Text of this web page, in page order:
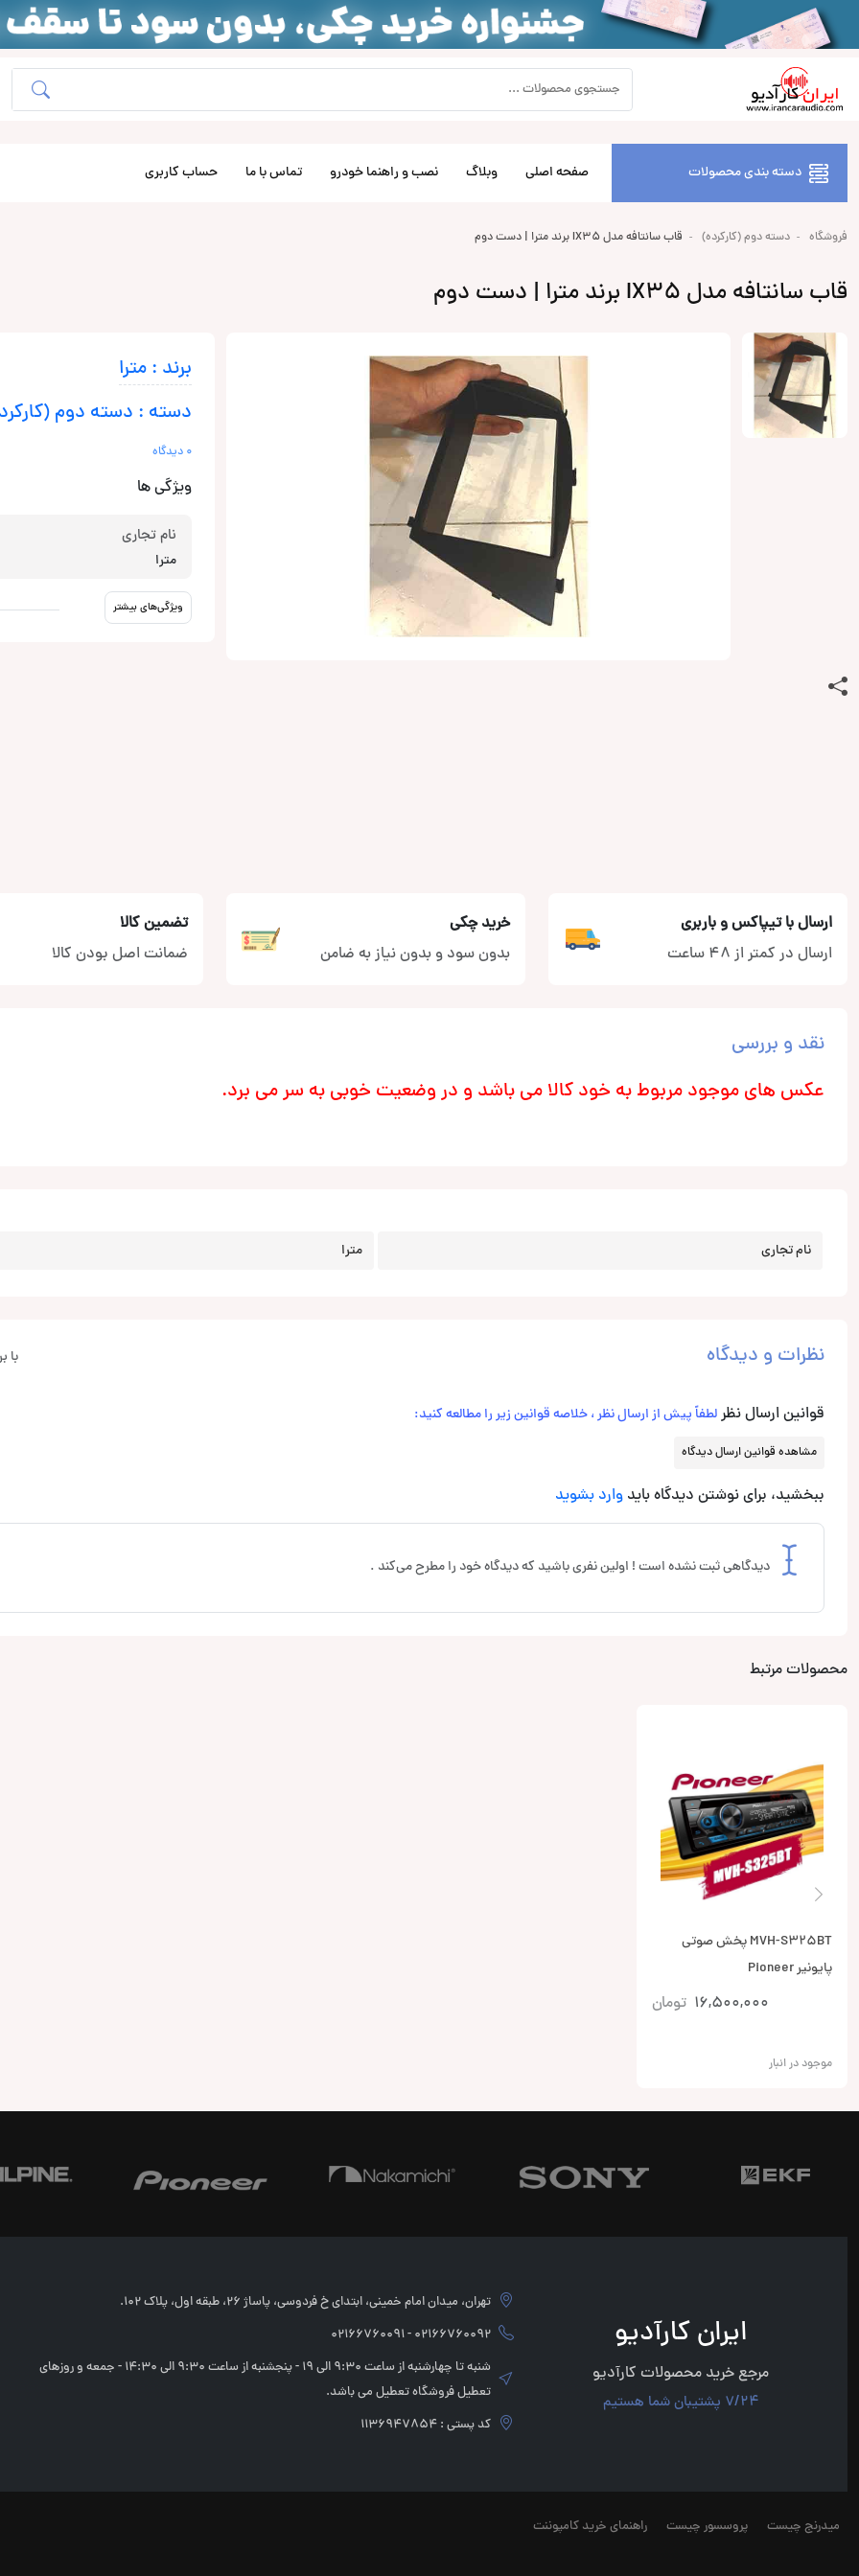
دسته بندی محصولات صفحه اصلی وبلاگ نصب و راهنما خودرو تماس با ما حساب کاربری
فروشگاه دسته دوم (کارکرده) قاب سانتافه مدل IX35 برند مترا | دست دوم
قاب سانتافه مدل IX35 برند مترا | دست دوم
برند : مترا
دسته : دسته دوم
0 دیدگاه
ویژگی ها
نام تجاری
مترا
ویژگی‌های بیشتر
ارسال با تیپاکس و باربری
ارسال در کمتر از 48 ساعت
خرید چکی
بدون سود و بدون نیاز به ضامن
تضمین کالا
ضمانت اصل بودن کالا
نقد و بررسی
عکس های موجود مربوط به خود کالا می باشد و در وضعیت خوبی به سر می برد.
نام تجاری مترا
نظرات و دیدگاه با
قوانین ارسال نظرلطفاً پیش از ارسال نظر ، خلاصه قوانین زیر را مطالعه کنید:
مشاهده قوانین ارسال دیدگاه
ببخشید، برای نوشتن دیدگاه باید وارد بشوید
دیدگاهی ثبت نشده است ! اولین نفری باشید که دیدگاه خود را مطرح می‌کند .
محصولات مرتبط
MVH-S325BT پخش صوتی
پایونیر Pioneer
16,500,000 تومان
موجود در انبار
ایران کارآدیو
مرجع خرید محصولات کارآدیو
7/24 پشتیبان شما هستیم
تهران، میدان امام خمینی، ابتدای خ فردوسی، پاساژ 26، طبقه اول، پلاک 102.
02166760092 - 02166760091
شنبه تا چهارشنبه از ساعت 9:30 الی 19 - پنجشنبه از ساعت 9:30 الی 14:30 - جمعه و روزهای
تعطیل فروشگاه تعطیل می باشد.
کد پستی : 1136947854
میدرنج چیست پروسسور چیست راهنمای خرید کامپوننت